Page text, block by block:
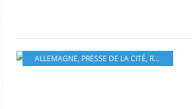
ALLEMAGNE, PRESSE DE LA CITÉ, ROMAN